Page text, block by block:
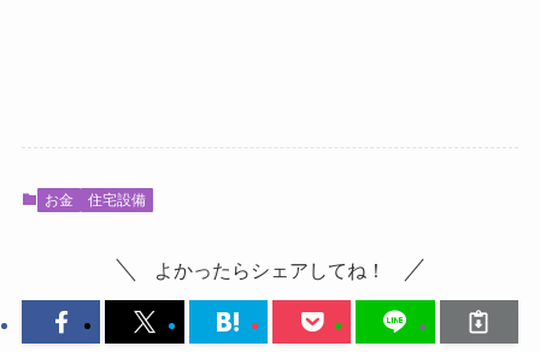
お金 住宅設備
よかったらシェアしてね！